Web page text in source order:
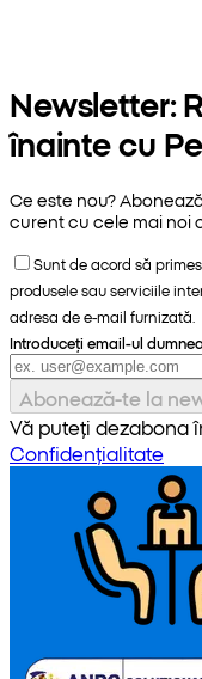
Newsletter:
înainte cu
Ce este nou?
curent cu cele mai noi
Sunt de acord să
produsele sau serviciile
adresa de e-mail furnizată.
Introduceți email-ul
Abonează-te la
Vă puteți dezabona
Confidențialitate